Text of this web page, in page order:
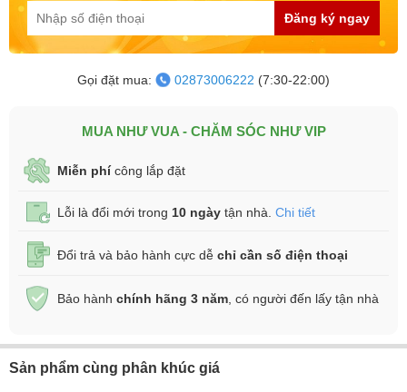
Đăng ký ngay
Gọi đặt mua: 02873006222 (7:30-22:00)
MUA NHƯ VUA - CHĂM SÓC NHƯ VIP
Miễn phícông lắp đặt
Lỗi là đổi mới trong 10 ngày tận nhà. Chi tiết
Đổi trả và bảo hành cực dễ chỉ cần số điện thoại
Bảo hành chính hãng 3 năm , có người đến lấy tận nhà
Sản phẩm cùng phân khúc giá